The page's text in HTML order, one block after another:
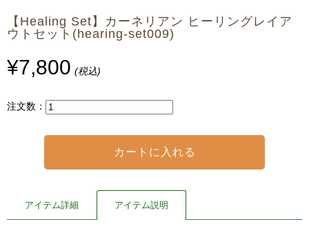
【Healing Set】カーネリアン ヒーリングレイア
ウトセット(hearing-set009)
¥7,800 (税込)
注文数：
アイテム詳細 アイテム説明